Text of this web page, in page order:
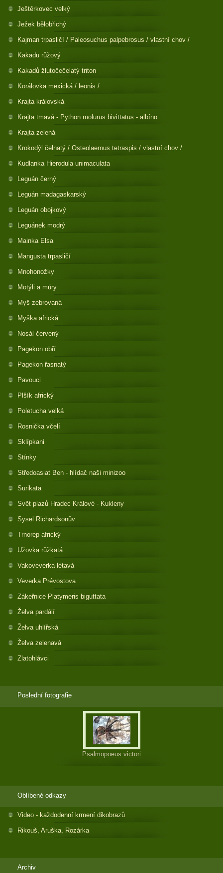
Ještěrkovec velký
Ježek bělobřichý
Kajman trpasličí / Paleosuchus palpebrosus / vlastní chov /
Kakadu růžový
Kakadů žlutočečelatý triton
Korálovka mexická / leonis /
Krajta královská
Krajta tmavá - Python molurus bivittatus - albíno
Krajta zelená
Krokodýl čelnatý / Osteolaemus tetraspis / vlastní chov /
Kudlanka Hierodula unimaculata
Leguán černý
Leguán madagaskarský
Leguán obojkový
Leguánek modrý
Mainka Elsa
Mangusta trpasličí
Mnohonožky
Motýli a můry
Myš zebrovaná
Myška africká
Nosál červený
Pagekon obří
Pagekon řasnatý
Pavouci
Plšík africký
Poletucha velká
Rosnička včelí
Sklípkani
Stínky
Středoasiat Ben - hlídač naši minizoo
Surikata
Svět plazů Hradec Králové - Kukleny
Sysel Richardsonův
Trnorep africký
Užovka růžkatá
Vakoveverka létavá
Veverka Prévostova
Zákeřnice Platymeris biguttata
Želva pardálí
Želva uhlířská
Želva zelenavá
Zlatohlávci
Poslední fotografie
Psalmopoeus victori
Oblíbené odkazy
Video - každodenní krmení dikobrazů
Rikouš, Aruška, Rozárka
Archiv